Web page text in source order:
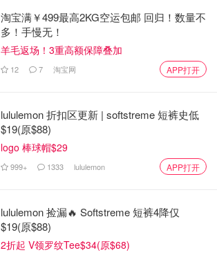
淘宝满￥499最高2KG空运包邮 回归！数量不
多！手慢无！
羊毛返场！3重高额保障叠加
12 7 淘宝网 APP打开
lululemon 折扣区更新 | softstreme 短裤史低
$19(原$88)
logo 棒球帽$29
999+ 1333 lululemon APP打开
lululemon 捡漏🔥 Softstreme 短裤4降仅
$19(原$88)
2折起 V领罗纹Tee$34(原$68)